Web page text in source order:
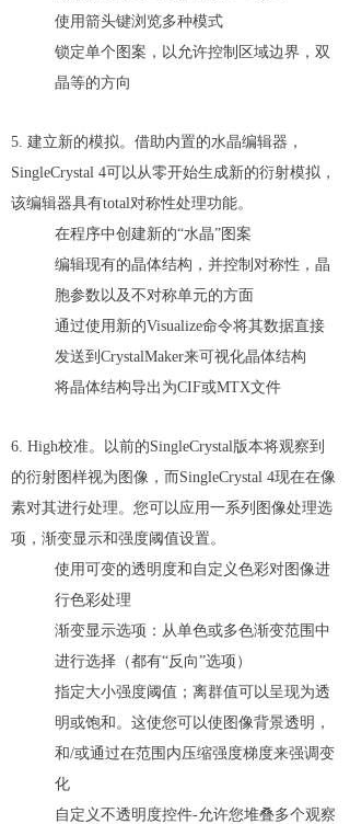
使用箭头键浏览多种模式
锁定单个图案，以允许控制区域边界，双
晶等的方向
5. 建立新的模拟。借助内置的水晶编辑器，
SingleCrystal 4可以从零开始生成新的衍射模拟，
该编辑器具有total对称性处理功能。
在程序中创建新的“水晶”图案
编辑现有的晶体结构，并控制对称性，晶
胞参数以及不对称单元的方面
通过使用新的Visualize命令将其数据直接
发送到CrystalMaker来可视化晶体结构
将晶体结构导出为CIF或MTX文件
6. High校准。以前的SingleCrystal版本将观察到
的衍射图样视为图像，而SingleCrystal 4现在在像
素对其进行处理。您可以应用一系列图像处理选
项，渐变显示和强度阈值设置。
使用可变的透明度和自定义色彩对图像进
行色彩处理
渐变显示选项：从单色或多色渐变范围中
进行选择（都有“反向”选项）
指定大小强度阈值；离群值可以呈现为透
明或饱和。这使您可以使图像背景透明，
和/或通过在范围内压缩强度梯度来强调变
化
自定义不透明度控件-允许您堆叠多个观察